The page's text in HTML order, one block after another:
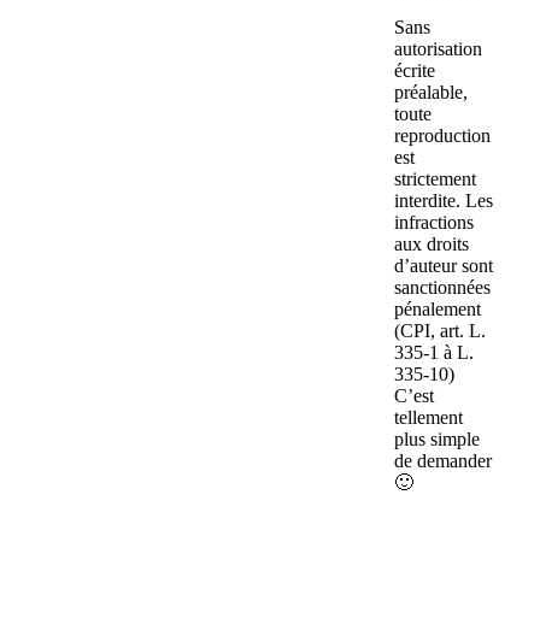
Sans
autorisation
écrite
préalable,
toute
reproduction
est
strictement
interdite. Les
infractions
aux droits
d’auteur sont
sanctionnées
pénalement
(CPI, art. L.
335-1 à L.
335-10)
C’est
tellement
plus simple
de demander
🙂